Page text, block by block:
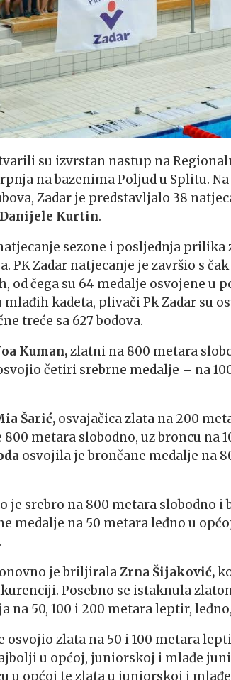
su izvrstan nastup na
na bazenima Poljud u Splitu.
Zadar je predstavljalo 38
Danijele Kurtin.
sezone i posljednja prilika
Zadar natjecanje je završio s
od čega su 64 medalje osvojene u
kadeta, plivači Pk Zadar su
treće sa 627 bodova.
Kuman,zlatni na 800 metara
četiri srebrne medalje – na
Šarić, osvajačica zlata na 200
800 metara slobodno, uz broncu na
osvojila je brončane medalje na
je srebro na 800 metara slobodno i
medalje na 50 metara leđno u
je briljiralaZrna Šijaković,
Posebno se istaknula
50, 100 i 200 metara leptir,
osvojio zlata na 50 i 100 metara
u općoj, juniorskoj i mlađe
u općoj te zlata u juniorskoj i